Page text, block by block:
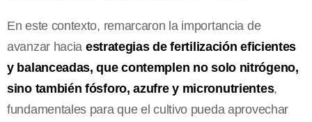
En este contexto, remarcaron la importancia de
avanzar hacia estrategias de fertilización eficientes
y balanceadas, que contemplen no solo nitrógeno,
sino también fósforo, azufre y micronutrientes,
fundamentales para que el cultivo pueda aprovechar